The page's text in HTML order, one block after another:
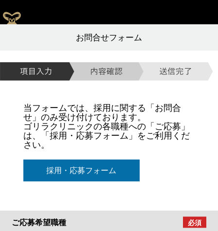
お問合せフォーム
当フォームでは、採用に関する「お問合
せ」のみ受け付けております。
ゴリラクリニックの各職種への「ご応募」
は、「採用・応募フォーム」をご利用くだ
さい。
採用・応募フォーム
ご応募希望職種